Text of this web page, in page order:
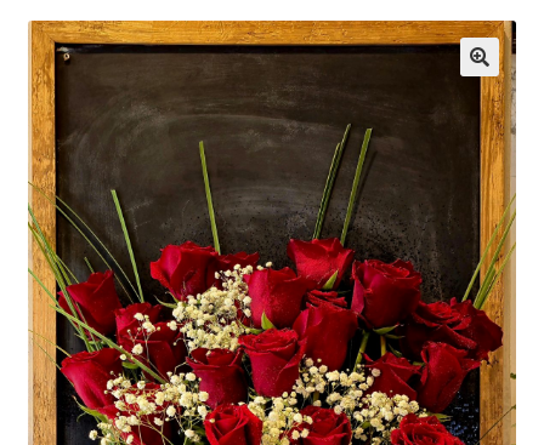
Finalizar compra